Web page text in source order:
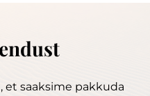
saaksime pakkuda